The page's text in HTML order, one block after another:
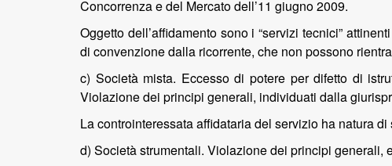
Concorrenza e del Mercato dell’11 giugno 2009.
Oggetto dell’affidamento sono i “servizi tecnici”
di convenzione dalla ricorrente, che non possono
c) Società mista. Eccesso di potere per difetto di
Violazione dei principi generali, individuati dalla
La controinteressata affidataria del servizio ha natura
d) Società strumentali. Violazione dei principi